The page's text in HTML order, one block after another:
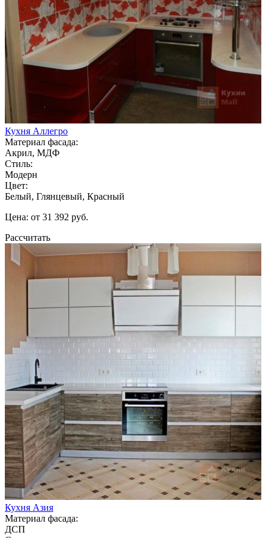
Кухня Аллегро
Материал фасада:
Акрил, МДФ
Стиль:
Модерн
Цвет:
Белый, Глянцевый, Красный
Цена: от 31 392 руб.
Рассчитать
Кухня Азия
Материал фасада:
ДСП